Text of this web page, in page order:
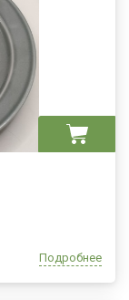
Подробнее